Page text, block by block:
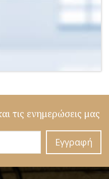
τις ενημερώσεις μας
Εγγραφή